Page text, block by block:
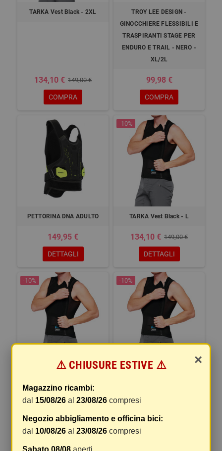
TARKA Vest Black - 2XL
134,10 € 149,00 €
COMPRA
TROY LEE DESIGN -
GINOCCHIERE FLESSIBILI E
TRASPIRANTI STAGE PER
ENDURO E TRAIL - NERO -
XL/2L
99,98 €
COMPRA
PETTORINA DNA ADULTO
149,95 €
DETTAGLI
-10%
TARKA Vest Black - L
134,10 € 149,00 €
DETTAGLI
-10%
134,10 €
-10%
×
⚠️ CHIUSURE ESTIVE ⚠️
Magazzino ricambi:
dal 15/08/26 al23/08/26 compresi
Negozio abbigliamento e officina bici:
dal 10/08/26 al23/08/26 compresi
Sabato 08/08 aperti.